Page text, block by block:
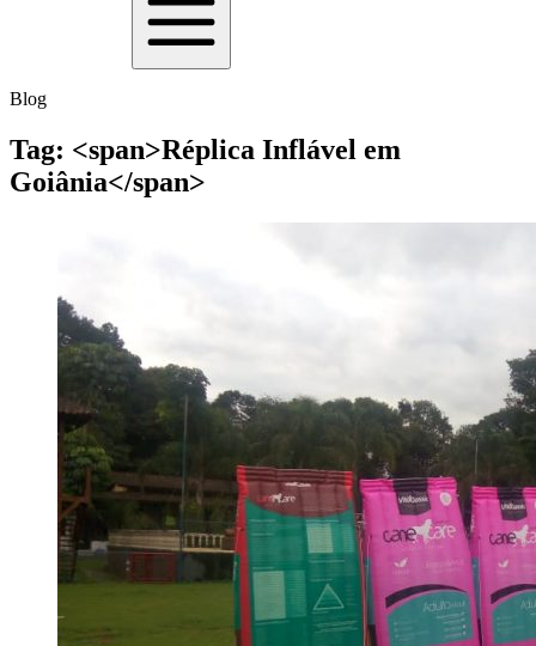
Blog
Tag: <span>Réplica Inflável em
Goiânia</span>